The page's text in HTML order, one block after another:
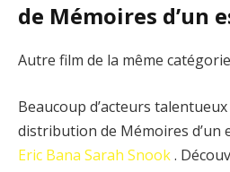
de Mémoires d’un
Autre film de la même
Beaucoup d’acteurs
distribution de Mémoires d’un
Eric Bana Sarah Snook.